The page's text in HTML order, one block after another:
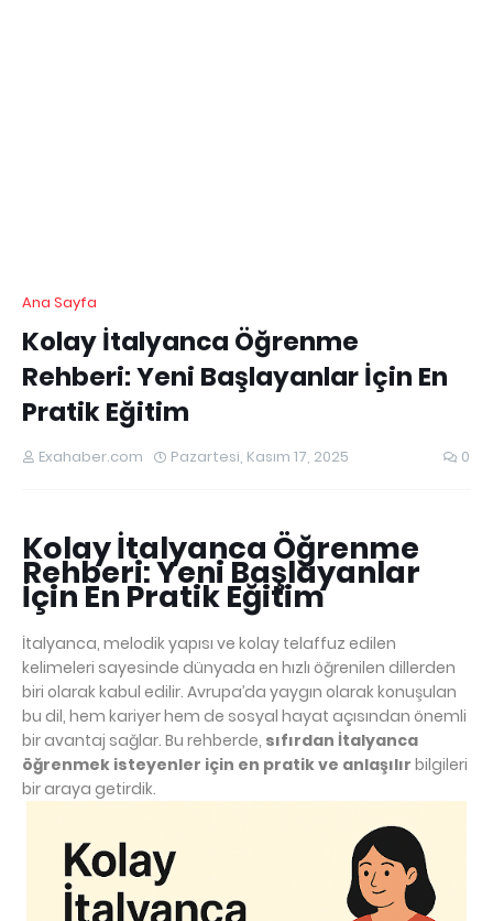
Ana Sayfa
Kolay İtalyanca Öğrenme
Rehberi: Yeni Başlayanlar İçin En
Pratik Eğitim
Exahaber.com Pazartesi, Kasım 17, 2025 0
Kolay İtalyanca Öğrenme
Rehberi: Yeni Başlayanlar
İçin En Pratik Eğitim
İtalyanca, melodik yapısı ve kolay telaffuz edilen
kelimeleri sayesinde dünyada en hızlı öğrenilen dillerden
biri olarak kabul edilir. Avrupa’da yaygın olarak konuşulan
bu dil, hem kariyer hem de sosyal hayat açısından önemli
bir avantaj sağlar. Bu rehberde, sıfırdan İtalyanca
öğrenmek isteyenler için en pratik ve anlaşılır bilgileri
bir araya getirdik.